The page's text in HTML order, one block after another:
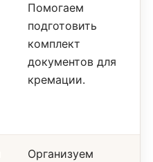
Помогаем
подготовить
комплект
документов для
кремации.
Организуем